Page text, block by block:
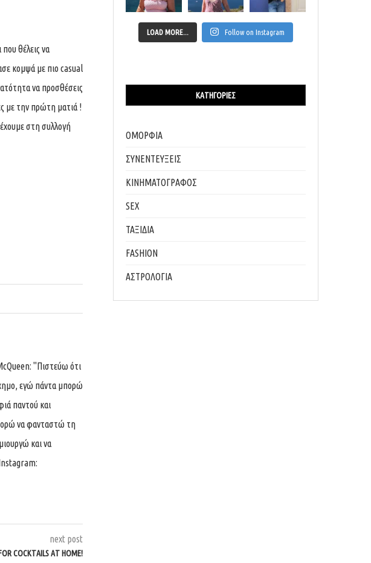
θέλεις να
κομψά με πιο casual
να προσθέσεις
με την πρώτη ματιά !
στη συλλογή
''Πιστεύω ότι
εγώ πάντα μπορώ
παντού και
να φανταστώ τη
και να
next post
COCKTAILS AT HOME!
LOAD MORE... Follow on Instagram
ΚΑΤΗΓΟΡΊΕΣ
ΟΜΟΡΦΙΑ
ΣΥΝΕΝΤΕΥΞΕΙΣ
ΚΙΝΗΜΑΤΟΓΡΑΦΟΣ
SEX
ΤΑΞΙΔΙΑ
FASHION
ΑΣΤΡΟΛΟΓΙΑ